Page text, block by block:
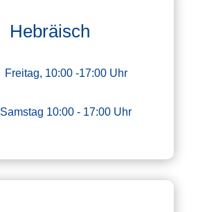
Hebräisch
Freitag, 10:00 -17:00 Uhr
Samstag 10:00 - 17:00 Uhr